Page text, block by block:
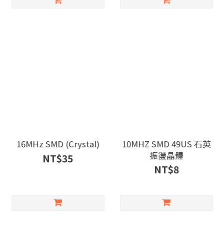
16MHz SMD (Crystal)
NT$35
10MHZ SMD 49US 石英
振盪晶體
NT$8